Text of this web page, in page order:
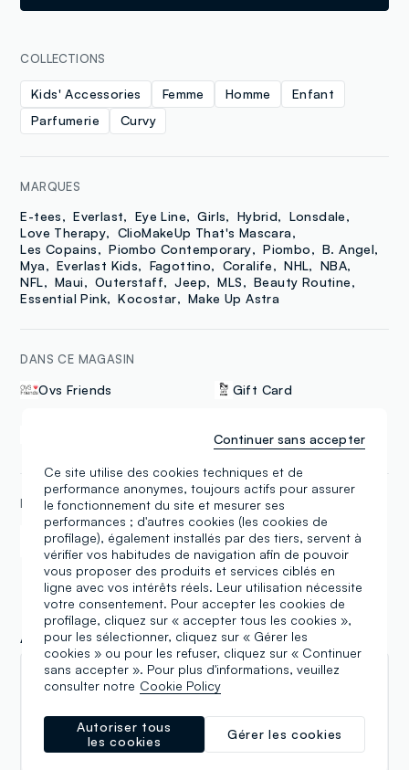
COLLECTIONS
Kids' Accessories Femme Homme
Enfant
Parfumerie
Curvy
MARQUES
E-tees Everlast Eye Line Girls Hybrid
Lonsdale
Love Therapy
ClioMakeUp That's Mascara
Les Copains
Piombo Contemporary Piombo
B. Angel
Mya
Everlast Kids Fagottino Coralife NHL
NBA
NFL
Maui Outerstaff Jeep MLS
Beauty Routine
Essential Pink
Kocostar Make Up Astra
DANS CE MAGASIN
Ovs Friends Gift Card
Click & collect
MÉTHODES DE PAYEMENT
Samsung Pay Apple Pay
Avis
Rita Ravaioli
14.06.2026
Personale molto gentile e disponibile servizio ottimo
Ce site utilise des cookies techniques et de
performance anonymes, toujours actifs pour assurer
le fonctionnement du site et mesurer ses
performances ; d'autres cookies (les cookies de
profilage), également installés par des tiers, servent à
vérifier vos habitudes de navigation afin de pouvoir
vous proposer des produits et services ciblés en
ligne avec vos intérêts réels. Leur utilisation nécessite
votre consentement. Pour accepter les cookies de
profilage, cliquez sur « accepter tous les cookies »,
pour les sélectionner, cliquez sur « Gérer les
cookies » ou pour les refuser, cliquez sur « Continuer
sans accepter ». Pour plus d'informations, veuillez
consulter notre Cookie Policy
Gérer les cookies
Autoriser tous
les cookies
Continuer sans accepter